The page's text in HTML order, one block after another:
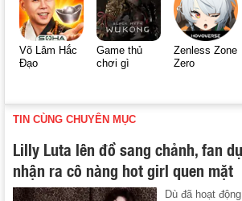
Võ Lâm Hắc
Đạo
Game thủ
chơi gì
Zenless Zone
Zero
TIN CÙNG CHUYÊN MỤC
Lilly Luta lên đồ sang chảnh, fan
nhận ra cô nàng hot girl quen mặt
Dù đã hoạt